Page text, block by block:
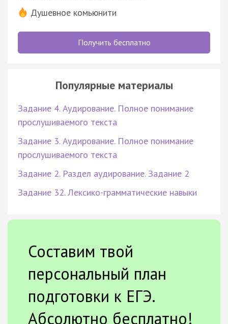
Душевное комьюнити
Получить бесплатно
Популярные материалы
Задание 4. Аудирование. Полное понимание
прослушиваемого текста
Задание 3. Аудирование. Полное понимание
прослушиваемого текста
Задание 2. Раздел аудирование. Задание 2
Задание 32. Лексико-грамматические навыки
Составим твой
персональный план
подготовки к ЕГЭ.
Абсолютно бесплатно!